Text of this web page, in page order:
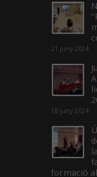
21 juny 2024
18 juny 2024
formació al